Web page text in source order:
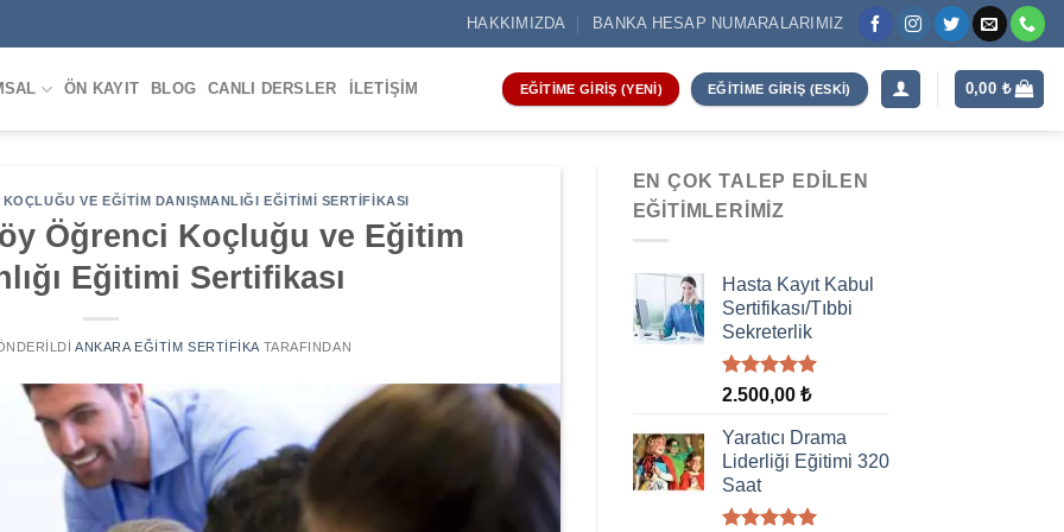
HAKKIMIZDA BANKA HESAP NUMARALARIMIZ
ÖN KAYIT BLOG CANLI DERSLER İLETIŞIM EĞITIME GIRIŞ (YENI) EĞITIME GIRIŞ (ESKI) 0,00 ₺
KOÇLUĞU VE EĞITIM DANIŞMANLIĞI EĞITIMI SERTIFIKASI
Öğrenci Koçluğu ve Eğitim
Eğitimi Sertifikası
ANKARA EĞITIM SERTIFIKA TARAFINDAN
EN ÇOK TALEP EDILEN
EĞITIMLERIMIZ
Hasta Kayıt Kabul
Sertifikası/Tıbbi
Sekreterlik
5 üzerinden
oy
aldı
2.500,00 ₺
Yaratıcı Drama
Liderliği Eğitimi 320
Saat